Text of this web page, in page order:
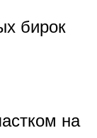
бирок
на